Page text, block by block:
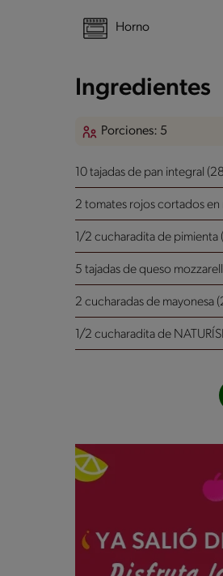
Horno
Ingredientes
Porciones: 5
10 tajadas de pan integral
2 tomates rojos cortados en
1/2 cucharadita de pimienta
5 tajadas de queso
2 cucharadas de mayonesa
1/2 cucharadita de